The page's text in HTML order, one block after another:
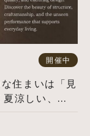
住まいは「見
涼しい、構
開催中